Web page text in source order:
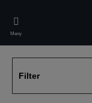
main
content
Meny
Filter